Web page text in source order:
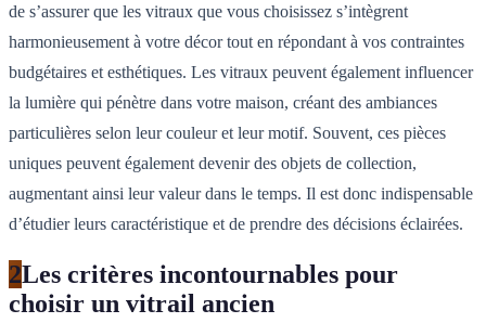
de s’assurer que les vitraux que vous choisissez s’intègrent
harmonieusement à votre décor tout en répondant à vos contraintes
budgétaires et esthétiques. Les vitraux peuvent également influencer
la lumière qui pénètre dans votre maison, créant des ambiances
particulières selon leur couleur et leur motif. Souvent, ces pièces
uniques peuvent également devenir des objets de collection,
augmentant ainsi leur valeur dans le temps. Il est donc indispensable
d’étudier leurs caractéristique et de prendre des décisions éclairées.
2Les critères incontournables pour
choisir un vitrail ancien